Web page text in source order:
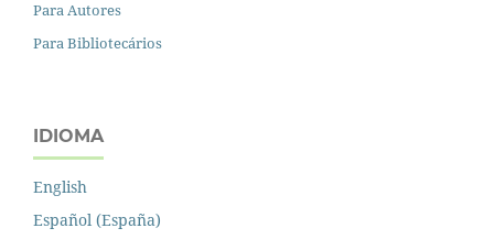
Para Autores
Para Bibliotecários
IDIOMA
English
Español (España)